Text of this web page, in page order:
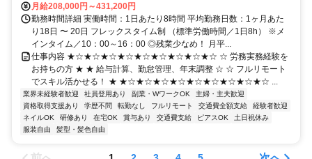
月給208,000円～431,200円
勤務時間詳細 実働時間：1日あたり8時間 平均勤務日数：1ヶ月あた
り18日 〜 20日 フレックスタイム制 （標準労働時間／1日8h） ※メ
インタイム／10：00～16：00 ◎残業少なめ！ 月平...
仕事内容 ★☆★☆★☆★☆★☆★☆★☆★☆★☆ ☆ 労務実務経験を
お持ちの方 ★ ★ 給与計算、勤怠管理、年末調整 ☆ ☆ フルリモート
でスキル活かせる！ ★ ★☆★☆★☆★☆★☆★☆★☆★☆★☆ ...
業界未経験者歓迎 社員登用あり 副業・WワークOK
主婦・主夫歓迎
資格取得支援あり
学歴不問 転勤なし フルリモート 交通費全額支給
経験者歓迎
ネイルOK
研修あり 在宅OK 賞与あり 交通費支給 ピアスOK
土日祝休み
服装自由
髪型・髪色自由